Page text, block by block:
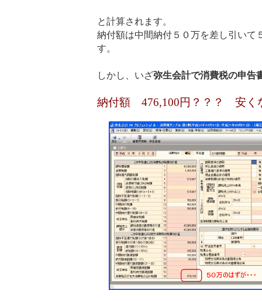
と計算されます。
納付額は中間納付５０万を差し引いて
す。
しかし、いざ弥生会計で消費税の申告
納付額 476,100円？？？ 安く